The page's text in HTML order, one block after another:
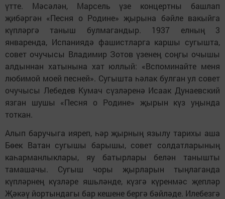
үтте. Мәсәлән, Марсель үзе концертны башлап
җибәргән «Песня о Родине» җырына бәйле вакыйга
күпләргә таныш булмагандыр. 1937 елның 3
январенда, Испаниядә фашистларга каршы сугышта,
совет очучысы Владимир Зотов үзенең соңгы очышы
алдыннан хатынына хат юллый: «Вспоминайте меня
любимой моей песней». Сугышта һәлак булган ул совет
очучысы Лебедев Кумач сүзләренә Исаак Дунаевский
язган шушы «Песня о Родине» җырын күз уңында
тоткан.
Алып баручыга ияреп, һәр җырның язылу тарихы аша
Бөек Ватан сугышы барышы, совет солдатларының
каһарманлыклары, яу батырлары белән танышты
тамашачы. Сугыш чоры җырларын тыңлаганда
күпләрнең күзләре яшьләнде, күзгә күренмәс җепләр
Җәкәү йортындагы бар кешене бергә бәйләде. Илебезгә